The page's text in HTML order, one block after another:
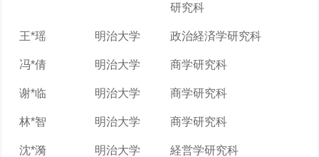
研究科
王*瑶 明治大学 政治経済学研究科
冯*倩 明治大学 商学研究科
谢*临 明治大学 商学研究科
林*智 明治大学 商学研究科
沈*漪 明治大学 経営学研究科